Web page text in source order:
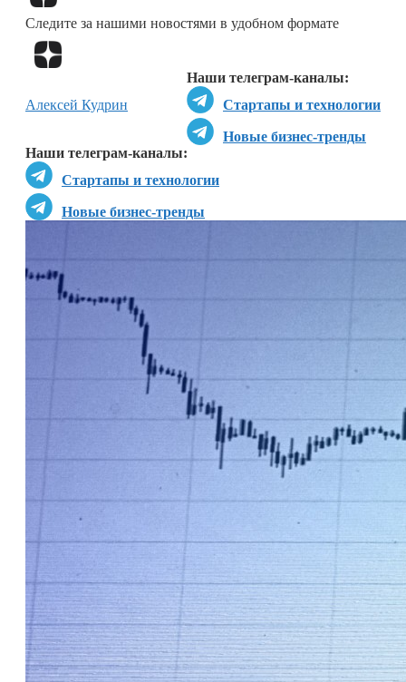
Следите за нашими новостями в удобном формате
Наши телеграм-каналы:
Стартапы и технологии
Новые бизнес-тренды
Наши телеграм-каналы:
Стартапы и технологии
Новые бизнес-тренды
Алексей Кудрин